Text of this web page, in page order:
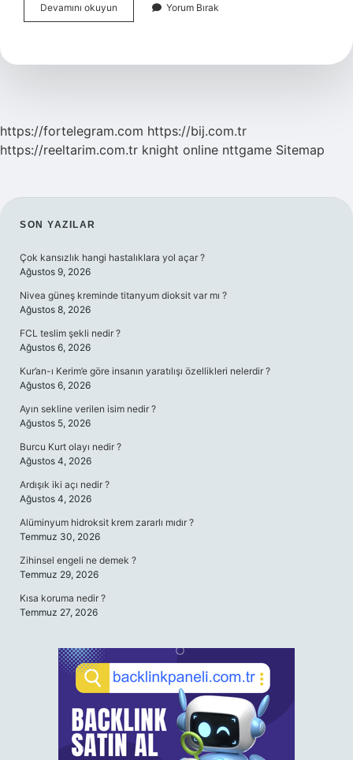
Devamını okuyun Bağırsak
Enfeksiyonu
Ne
Yorum Bırak
https://fortelegram.com https://bij.com.tr
https://reeltarim.com.tr knight online nttgame Sitemap
SIDEBAR
SON YAZILAR
Çok kansızlık hangi hastalıklara yol açar ?
Ağustos 9, 2026
Nivea güneş kreminde titanyum dioksit var mı ?
Ağustos 8, 2026
FCL teslim şekli nedir ?
Ağustos 6, 2026
Kur’an-ı Kerim’e göre insanın yaratılışı özellikleri nelerdir ?
Ağustos 6, 2026
Ayın sekline verilen isim nedir ?
Ağustos 5, 2026
Burcu Kurt olayı nedir ?
Ağustos 4, 2026
Ardışık iki açı nedir ?
Ağustos 4, 2026
Alüminyum hidroksit krem zararlı mıdır ?
Temmuz 30, 2026
Zihinsel engeli ne demek ?
Temmuz 29, 2026
Kısa koruma nedir ?
Temmuz 27, 2026